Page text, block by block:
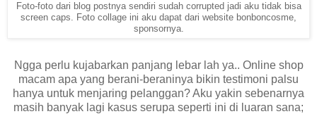
Foto-foto dari blog postnya sendiri sudah corrupted jadi aku tidak bisa
screen caps. Foto collage ini aku dapat dari website bonboncosme,
sponsornya.
Ngga perlu kujabarkan panjang lebar lah ya.. Online shop
macam apa yang berani-beraninya bikin testimoni palsu
hanya untuk menjaring pelanggan? Aku yakin sebenarnya
masih banyak lagi kasus serupa seperti ini di luaran sana;